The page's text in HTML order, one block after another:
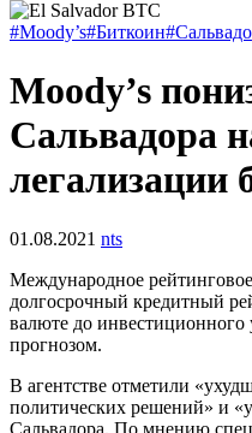
#Moody’s#Биткоин
Moody’s
Сальвадора
легализации
01.08.2021 nts
Международное рейтинговое
долгосрочный кредитный
валюте до инвестиционного
прогнозом.
В агентстве отметили
политических решений» и
Сальвадора. По мнению